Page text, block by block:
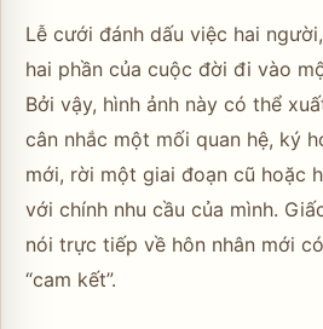
Lễ cưới đánh dấu việc hai
hai phần của cuộc đời đi vào
Bởi vậy, hình ảnh này có thể
cân nhắc một mối quan hệ, ký
mới, rời một giai đoạn cũ hoặc
với chính nhu cầu của mình.
nói trực tiếp về hôn nhân mới
“cam kết”.